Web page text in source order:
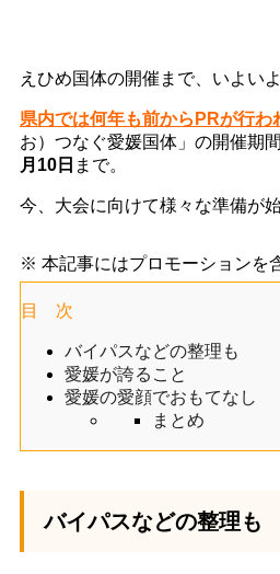
えひめ国体の開催まで、いよい
県内では何年も前からPRが行わ
お）つなぐ愛媛国体」の開催期間
月10日 まで。
今、大会に向けて様々な準備が
※ 本記事にはプロモーションを
目 次
バイパスなどの整理も
愛媛が誇ること
愛媛の愛顔でおもてなし
まとめ
バイパスなどの整理も